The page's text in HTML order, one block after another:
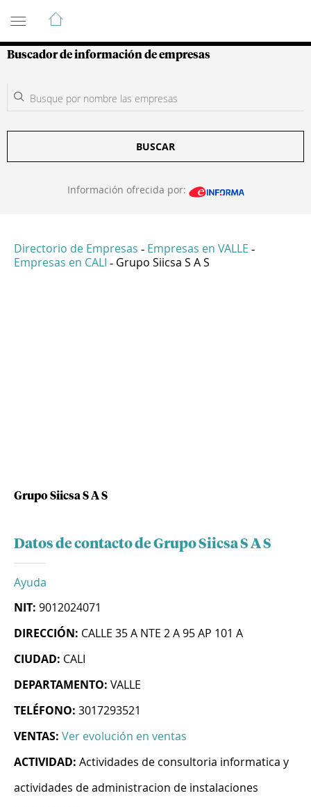
Guía de Empresas Colombianas
Buscador de información de empresas
BUSCAR
Información ofrecida por:
Directorio de Empresas - Empresas en VALLE -
Empresas en CALI - Grupo Siicsa S A S
Grupo Siicsa S A S
Datos de contacto de Grupo Siicsa S A S
Ayuda
NIT: 9012024071
DIRECCIÓN: CALLE 35 A NTE 2 A 95 AP 101 A
CIUDAD: CALI
DEPARTAMENTO: VALLE
TELÉFONO: 3017293521
VENTAS: Ver evolución en ventas
ACTIVIDAD: Actividades de consultoria informatica y
actividades de administracion de instalaciones